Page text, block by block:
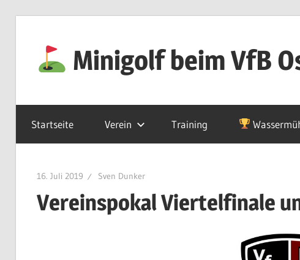
springen
Minigolf beim VfB
Startseite Verein Training
16. Juli 2019 Sven Dunker
Vereinspokal Viertelfinale